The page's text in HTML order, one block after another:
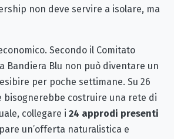
non deve servire a isolare, ma
Secondo il Comitato
Bandiera Blu non può diventare un
per poche settimane. Su 26
bisognerebbe costruire una rete di
collegare i 24 approdi presenti
un’offerta naturalistica e